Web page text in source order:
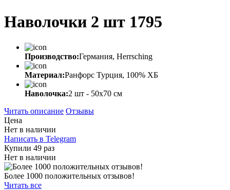
Наволочки 2 шт 1795
Производство:Германия, Herrsching
Материал:Ранфорс Турция, 100% ХБ
Наволочка:2 шт - 50x70 см
Читать описание Отзывы
Цена
Нет в наличии
Написать в Telegram
Купили 49 раз
Нет в наличии
Более 1000 положительных отзывов!
Читать все